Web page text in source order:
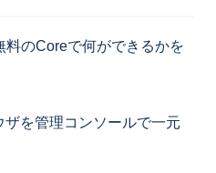
のCoreで何ができるかを
を管理コンソールで一元